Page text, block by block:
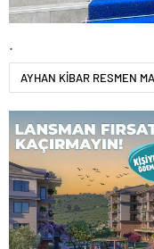
AYHAN KİBAR RESMEN